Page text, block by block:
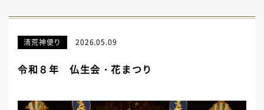
清荒神便り 2026.05.09
令和８年 仏生会・花まつり